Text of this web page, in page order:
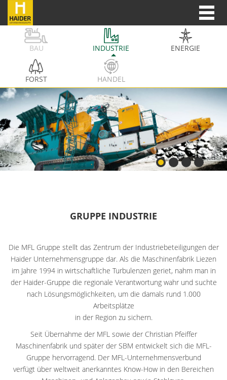
BAU INDUSTRIE ENERGIE
FORST HANDEL
GRUPPE INDUSTRIE
Die MFL Gruppe stellt das Zentrum der Industriebeteiligungen der
Haider Unternehmensgruppe dar. Als die Maschinenfabrik Liezen
im Jahre 1994 in wirtschaftliche Turbulenzen geriet, nahm man in
der Haider-Gruppe die regionale Verantwortung wahr und suchte
nach Lösungsmöglichkeiten, um die damals rund 1.000
Arbeitsplätze
in der Region zu sichern.
Seit Übernahme der MFL sowie der Christian Pfeiffer
Maschinenfabrik und später der SBM entwickelt sich die MFL-
Gruppe hervorragend. Der MFL-Unternehmensverbund
verfügt über weltweit anerkanntes Know-How in den Bereichen